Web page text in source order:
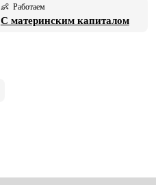
👶 Работаем
С материнским капиталом